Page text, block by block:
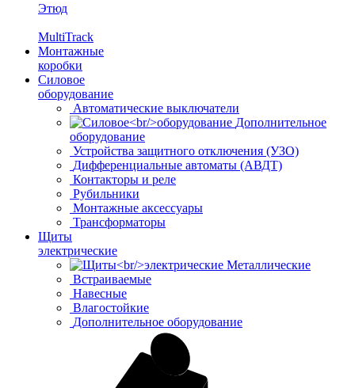
Этюд
MultiTrack
Монтажные
коробки
Силовое
оборудование
Автоматические выключатели
Дополнительное
оборудование
Устройства защитного отключения (УЗО)
Дифференциальные автоматы (АВДТ)
Контакторы и реле
Рубильники
Монтажные аксессуары
Трансформаторы
Щиты
электрические
Металлические
Встраиваемые
Навесные
Влагостойкие
Дополнительное оборудование